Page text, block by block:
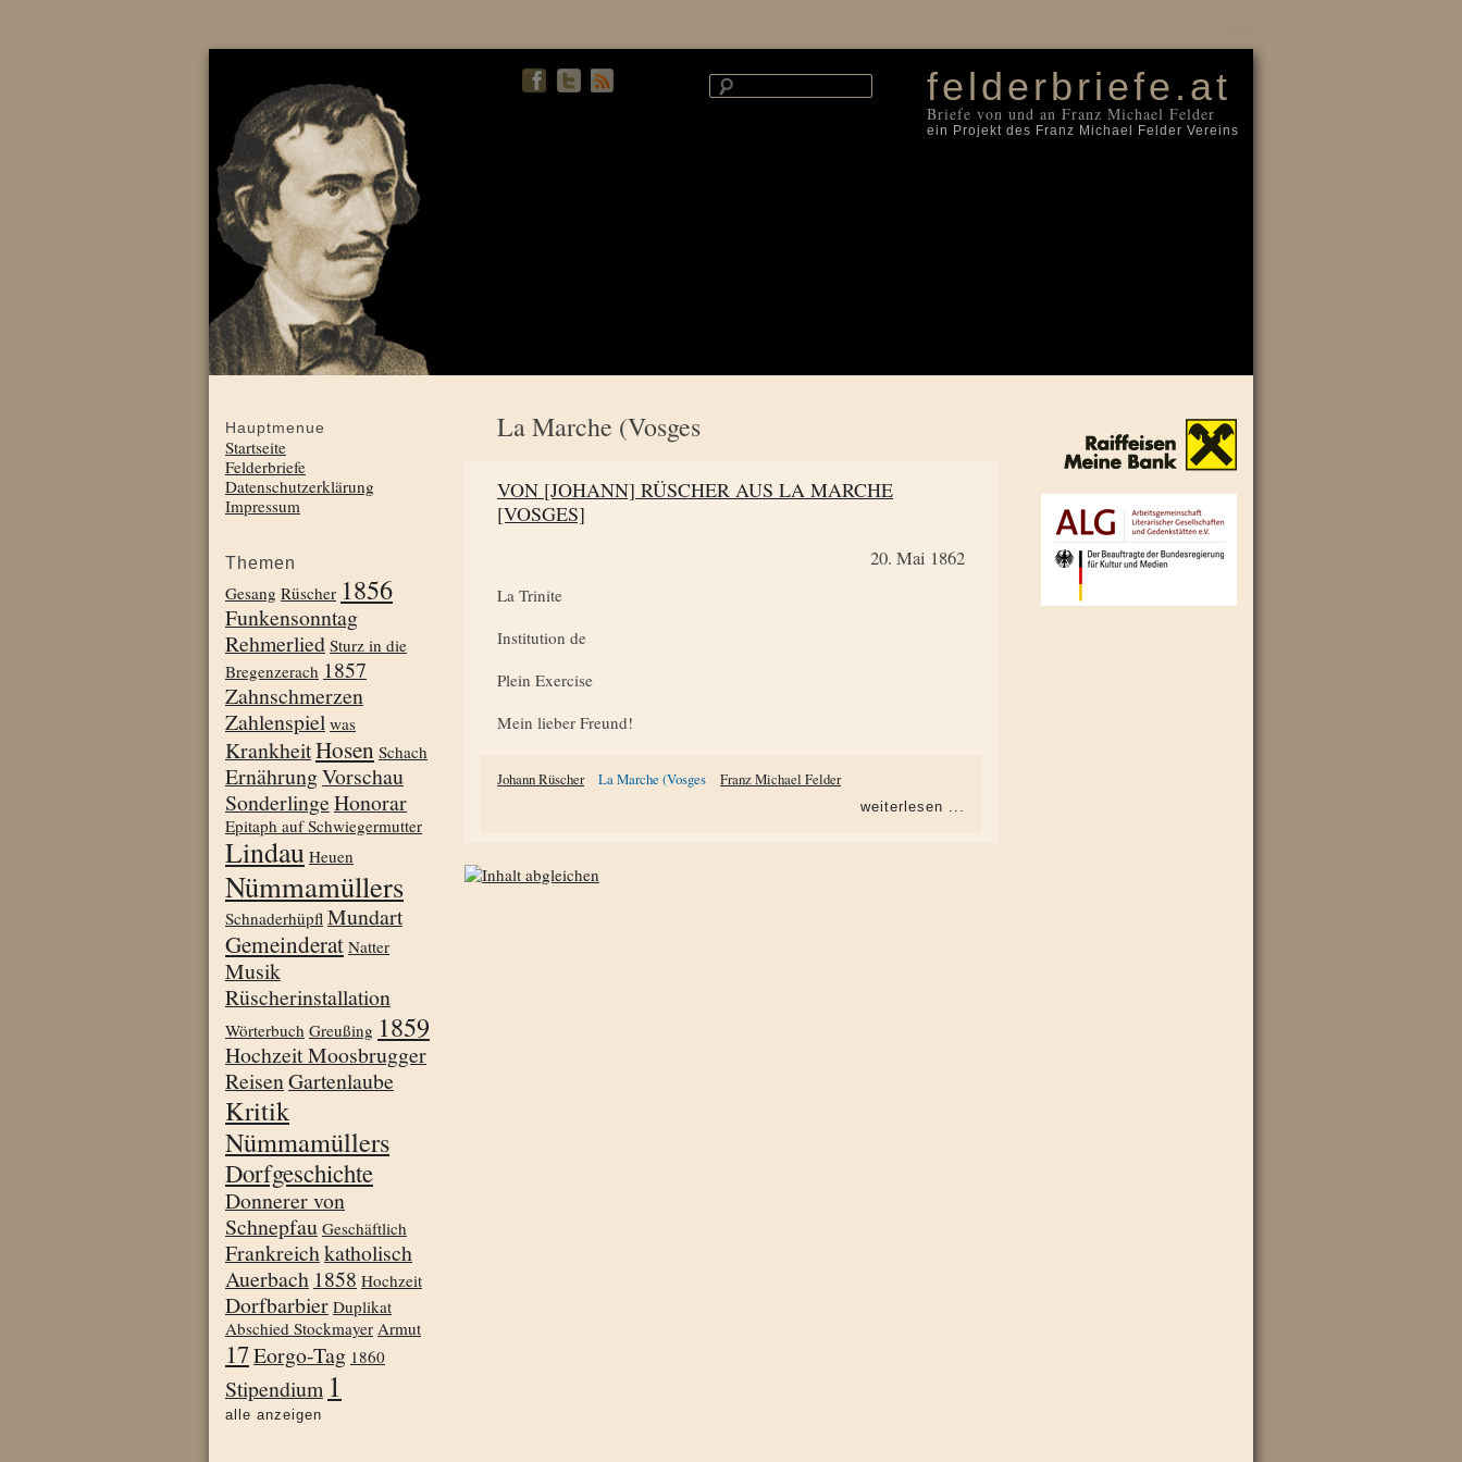
felderbriefe.at
Briefe von und an Franz Michael Felder
ein Projekt des Franz Michael Felder Vereins
La Marche (Vosges
VON [JOHANN] RÜSCHER AUS LA MARCHE
[VOSGES]
20. Mai 1862
La Trinite
Institution de
Plein Exercise
Mein lieber Freund!
Johann Rüscher La Marche (Vosges Franz Michael Felder
weiterlesen
Hauptmenue
Startseite
Felderbriefe
Datenschutzerklärung
Impressum
Themen
Gesang Rüscher 1856
Funkensonntag
Rehmerlied Sturz in die
Bregenzerach 1857
Zahnschmerzen
Zahlenspiel was
KrankheitHosen Schach
ErnährungVorschau
SonderlingeHonorar
Epitaph auf Schwiegermutter
Lindau Heuen
Nümmamüllers
Schnaderhüpfl Mundart
Gemeinderat Natter
Musik
Rüscherinstallation
Wörterbuch Greußing 1859
Hochzeit Moosbrugger
ReisenGartenlaube
Kritik
Nümmamüllers
Dorfgeschichte
Donnerer von
Schnepfau Geschäftlich
Frankreichkatholisch
Auerbach 1858 Hochzeit
Dorfbarbier Duplikat
Abschied Stockmayer Armut
17Eorgo-Tag 1860
Stipendium 1
alle anzeigen